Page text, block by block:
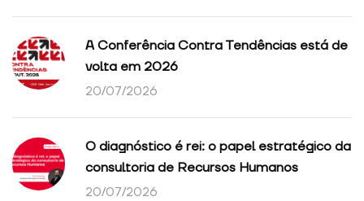
A Conferência Contra Tendências está de
volta em 2026
20/07/2026
O diagnóstico é rei: o papel estratégico da
consultoria de Recursos Humanos
20/07/2026